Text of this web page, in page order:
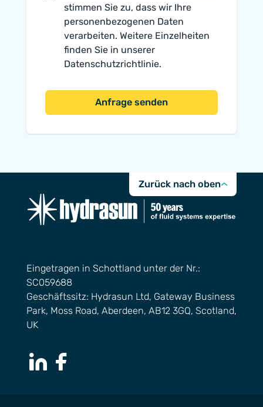
stimmen Sie zu, dass wir Ihre
personenbezogenen Daten
verarbeiten. Weitere Einzelheiten
finden Sie in unserer
Datenschutzrichtlinie.
Anfrage senden
Zurück nach oben
Eingetragen in Schottland unter der Nr.:
SC059688
Geschäftssitz: Hydrasun Ltd, Gateway Business
Park, Moss Road, Aberdeen, AB12 3GQ, Scotland,
UK